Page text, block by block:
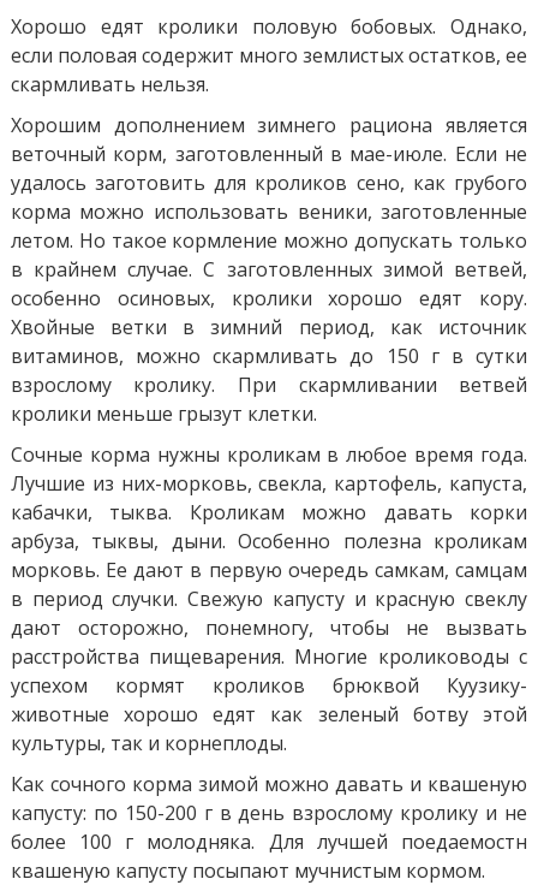
Хорошо едят кролики половую бобовых. Однако,
если половая содержит много землистых остатков, ее
скармливать нельзя.
Хорошим дополнением зимнего рациона является
веточный корм, заготовленный в мае-июле. Если не
удалось заготовить для кроликов сено, как грубого
корма можно использовать веники, заготовленные
летом. Но такое кормление можно допускать только
в крайнем случае. С заготовленных зимой ветвей,
особенно осиновых, кролики хорошо едят кору.
Хвойные ветки в зимний период, как источник
витаминов, можно скармливать до 150 г в сутки
взрослому кролику. При скармливании ветвей
кролики меньше грызут клетки.
Сочные корма нужны кроликам в любое время года.
Лучшие из них-морковь, свекла, картофель, капуста,
кабачки, тыква. Кроликам можно давать корки
арбуза, тыквы, дыни. Особенно полезна кроликам
морковь. Ее дают в первую очередь самкам, самцам
в период случки. Свежую капусту и красную свеклу
дают осторожно, понемногу, чтобы не вызвать
расстройства пищеварения. Многие кролиководы с
успехом кормят кроликов брюквой Куузику-
животные хорошо едят как зеленый ботву этой
культуры, так и корнеплоды.
Как сочного корма зимой можно давать и квашеную
капусту: по 150-200 г в день взрослому кролику и не
более 100 г молодняка. Для лучшей поедаемостн
квашеную капусту посыпают мучнистым кормом.